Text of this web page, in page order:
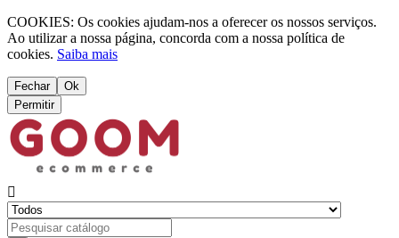
COOKIES: Os cookies ajudam-nos a oferecer os nossos serviços.
Ao utilizar a nossa página, concorda com a nossa política de
cookies. Saiba mais
Fechar
Ok
Permitir
